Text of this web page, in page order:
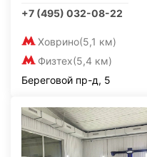
+7 (495) 032-08-22
Ховрино(5,1 км)
Физтех(5,4 км)
Береговой пр-д, 5